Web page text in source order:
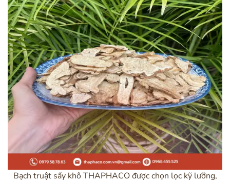
Bạch truật sấy khô THAPHACO được chọn lọc kỹ lưỡng,